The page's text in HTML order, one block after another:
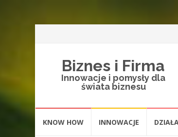
Biznes i Firma
Innowacje i pomysły dla
świata biznesu
KNOW HOW INNOWACJE